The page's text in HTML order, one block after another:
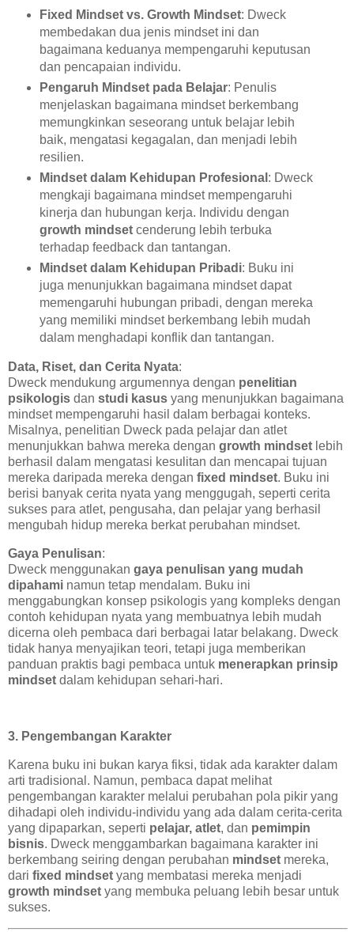
Fixed Mindset vs. Growth Mindset: Dweck
membedakan dua jenis mindset ini dan
bagaimana keduanya mempengaruhi keputusan
dan pencapaian individu.
Pengaruh Mindset pada Belajar: Penulis
menjelaskan bagaimana mindset berkembang
memungkinkan seseorang untuk belajar lebih
baik, mengatasi kegagalan, dan menjadi lebih
resilien.
Mindset dalam Kehidupan Profesional : Dweck
mengkaji bagaimana mindset mempengaruhi
kinerja dan hubungan kerja. Individu dengan
growth mindsetcenderung lebih terbuka
terhadap feedback dan tantangan.
Mindset dalam Kehidupan Pribadi: Buku ini
juga menunjukkan bagaimana mindset dapat
memengaruhi hubungan pribadi, dengan mereka
yang memiliki mindset berkembang lebih mudah
dalam menghadapi konflik dan tantangan.
Data, Riset, dan Cerita Nyata:
Dweck mendukung argumennya dengan penelitian
psikologis dan studi kasus yang menunjukkan bagaimana
mindset mempengaruhi hasil dalam berbagai konteks.
Misalnya, penelitian Dweck pada pelajar dan atlet
menunjukkan bahwa mereka dengan growth mindset lebih
berhasil dalam mengatasi kesulitan dan mencapai tujuan
mereka daripada mereka dengan fixed mindset. Buku ini
berisi banyak cerita nyata yang menggugah, seperti cerita
sukses para atlet, pengusaha, dan pelajar yang berhasil
mengubah hidup mereka berkat perubahan mindset.
Gaya Penulisan:
Dweck menggunakan gaya penulisan yang mudah
dipahami namun tetap mendalam. Buku ini
menggabungkan konsep psikologis yang kompleks dengan
contoh kehidupan nyata yang membuatnya lebih mudah
dicerna oleh pembaca dari berbagai latar belakang. Dweck
tidak hanya menyajikan teori, tetapi juga memberikan
panduan praktis bagi pembaca untuk menerapkan prinsip
mindset dalam kehidupan sehari-hari.
3. Pengembangan Karakter
Karena buku ini bukan karya fiksi, tidak ada karakter dalam
arti tradisional. Namun, pembaca dapat melihat
pengembangan karakter melalui perubahan pola pikir yang
dihadapi oleh individu-individu yang ada dalam cerita-cerita
yang dipaparkan, seperti pelajar, atlet, dan pemimpin
bisnis. Dweck menggambarkan bagaimana karakter ini
berkembang seiring dengan perubahan mindset mereka,
dari fixed mindset yang membatasi mereka menjadi
growth mindset yang membuka peluang lebih besar untuk
sukses.